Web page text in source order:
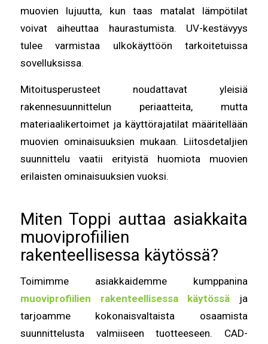
muovien lujuutta, kun taas matalat lämpötilat
voivat aiheuttaa haurastumista. UV-kestävyys
tulee varmistaa ulkokäyttöön tarkoitetuissa
sovelluksissa.
Mitoitusperusteet noudattavat yleisiä
rakennesuunnittelun periaatteita, mutta
materiaalikertoimet ja käyttörajatilat määritellään
muovien ominaisuuksien mukaan. Liitosdetaljien
suunnittelu vaatii erityistä huomiota muovien
erilaisten ominaisuuksien vuoksi.
Miten Toppi auttaa asiakkaita
muoviprofiilien
rakenteellisessa käytössä?
Toimimme asiakkaidemme kumppanina
muoviprofiilien rakenteellisessa käytössä ja
tarjoamme kokonaisvaltaista osaamista
suunnittelusta valmiiseen tuotteeseen. CAD-